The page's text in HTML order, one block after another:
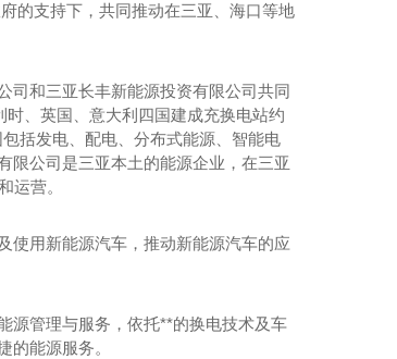
的支持下，共同推动在三亚、海口等地
司和三亚长丰新能源投资有限公司共同
、英国、意大利四国建成充换电站约
括发电、配电、分布式能源、智能电
限公司是三亚本土的能源企业，在三亚
运营。
使用新能源汽车，推动新能源汽车的应
源管理与服务，依托**的换电技术及车
的能源服务。